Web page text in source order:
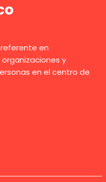
en
y
en el centro de